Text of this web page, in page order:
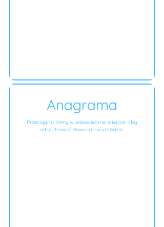
Anagrama
Przeciągnij litery w odpowiednie miejsce, aby
odszyfrować słowo lub wyrażenie.